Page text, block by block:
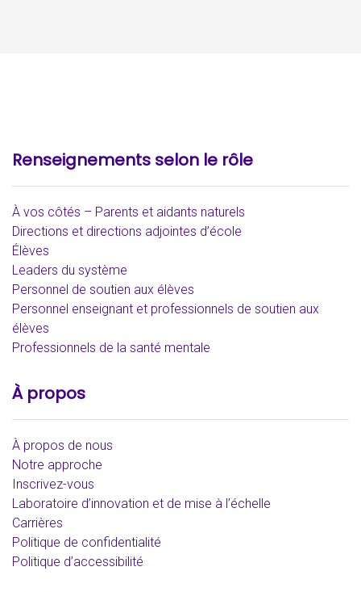
Renseignements selon le rôle
À vos côtés – Parents et aidants naturels
Directions et directions adjointes d’école
Élèves
Leaders du système
Personnel de soutien aux élèves
Personnel enseignant et professionnels de soutien aux
élèves
Professionnels de la santé mentale
À propos
À propos de nous
Notre approche
Inscrivez-vous
Laboratoire d’innovation et de mise à l’échelle
Carrières
Politique de confidentialité
Politique d’accessibilité